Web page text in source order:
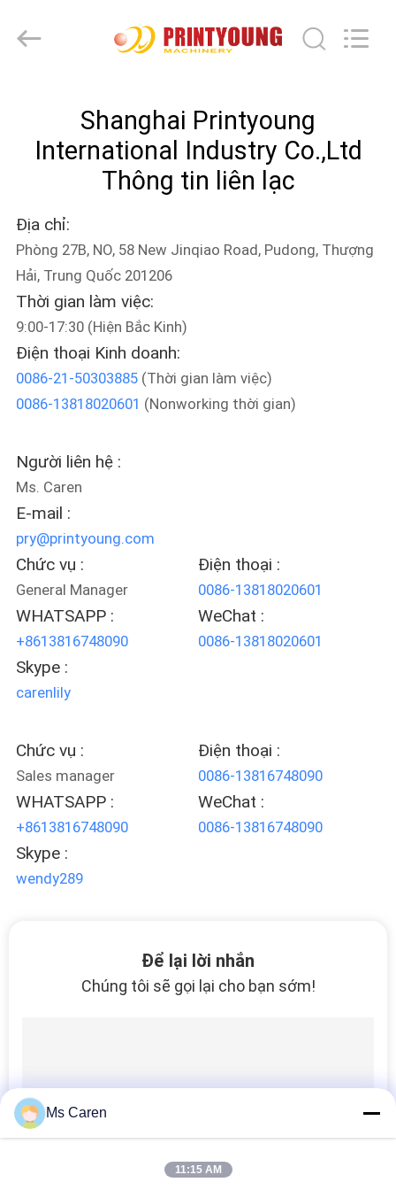
SẢN
PHẨM
VIDEO
VỀ
CHÚNG
TÔI
THAM
QUAN
NHÀ
MÁY
KIỂM
SOÁT
CHẤT
LƯỢNG
LIÊN
HỆ
CHÚNG
TÔI
ĐỒ
TRANG
WEB
Printyoung
International
Shanghai Printyoung
International Industry Co.,Ltd
Thông tin liên lạc
Địa chỉ:
Phòng 27B, NO, 58 New Jinqiao Road, Pudong, Thượng
Hải, Trung Quốc 201206
Thời gian làm việc:
9:00-17:30 (Hiện Bắc Kinh)
Điện thoại Kinh doanh:
0086-21-50303885(Thời gian làm việc)
0086-13818020601 (Nonworking thời gian)
Người liên hệ :
Ms. Caren
E-mail :
pry@printyoung.com
Chức vụ :
General Manager
Điện thoại :
0086-13818020601
WHATSAPP :
+8613816748090
WeChat :
0086-13818020601
Skype :
carenlily
Chức vụ :
Sales manager
Điện thoại :
0086-13816748090
WHATSAPP :
+8613816748090
WeChat :
0086-13816748090
Skype :
wendy289
Để lại lời nhắn
Chúng tôi sẽ gọi lại cho bạn sớm!
Ms Caren
11:15 AM